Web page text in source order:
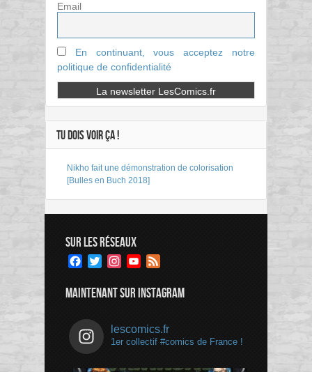
Email
En continuant, vous acceptez notre
politique de confidentialité
TU DOIS VOIR ÇA !
Nikho fait une démonstration de colorisation
[Bulles en Buch 2018]
SUR LES RÉSEAUX
Facebook
TwitterInstagramYouTube
MAINTENANT SUR INSTAGRAM
lescomics.fr
1er collectif #comics de France !